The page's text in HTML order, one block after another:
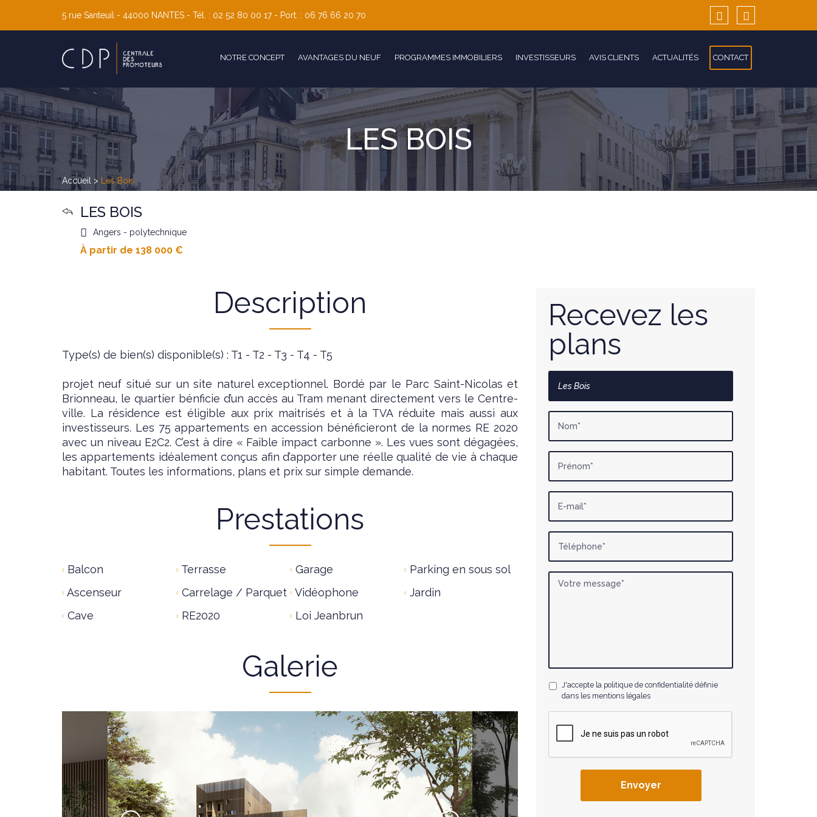
5 rue Santeuil - 44000 NANTES - Tél. : 02 52 80 00 17 - Port. : 06 76 66 20 70
NOTRE CONCEPT AVANTAGES DU NEUF PROGRAMMES IMMOBILIERS INVESTISSEURS AVIS CLIENTS ACTUALITÉS CONTACT
LES BOIS
Accueil > Les Bois
LES BOIS
Angers - polytechnique
À partir de 138 000 €
Description
Type(s) de bien(s) disponible(s) : T1 - T2 - T3 - T4 - T5
projet neuf situé sur un site naturel exceptionnel. Bordé par le Parc Saint-Nicolas et
Brionneau, le quartier bénficie d’un accès au Tram menant directement vers le Centre-
ville. La résidence est éligible aux prix maitrisés et à la TVA réduite mais aussi aux
investisseurs. Les 75 appartements en accession bénéficieront de la normes RE 2020
avec un niveau E2C2. C’est à dire « Faible impact carbonne ». Les vues sont dégagées,
les appartements idéalement conçus afin d’apporter une réelle qualité de vie à chaque
habitant. Toutes les informations, plans et prix sur simple demande.
Prestations
Balcon Terrasse Garage
Parking en sous sol
Ascenseur
Carrelage / Parquet Vidéophone
Jardin
Cave
RE2020 Loi Jeanbrun
Galerie
Recevez les
plans
J'accepte la politique de confidentialité définie
dans les mentions légales